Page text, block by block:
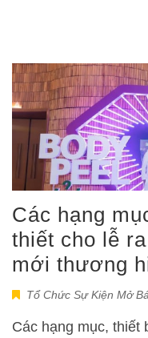
Các hạng
thiết cho lễ
mới thương
Tổ Chức Sự Kiện Mở
Các hạng mục, thiết